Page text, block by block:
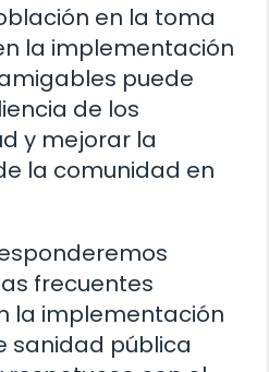
en la toma
la implementación
puede
de los
y mejorar la
la comunidad en
frecuentes
la implementación
sanidad pública